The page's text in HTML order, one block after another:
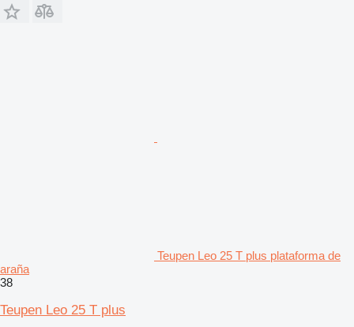
Teupen Leo 25 T plus plataforma de
araña
38
Teupen Leo 25 T plus